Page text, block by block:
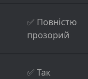
✅ Повністю
прозорий
✅ Так